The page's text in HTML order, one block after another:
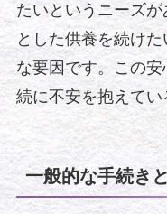
たいというニーズ
とした供養を続け
な要因です。この
続に不安を抱えて
一般的な手続き